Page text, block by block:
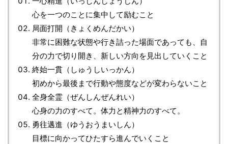
心を一つのことに集中して励むこと
局面打開（きょくめんだかい）
非常に困難な状態や行き詰った場面であっても、自
分の力で切り開き、新しい方向を見出していくこと
終始一貫（しゅうしいっかん）
初めから最後まで行動や態度などが変わらないこと
全身全霊（ぜんしんぜんれい）
心身の力のすべて。体力と精神力のすべて。
勇往邁進（ゆうおうまいしん）
目標に向かってひたすら進んでいくこと